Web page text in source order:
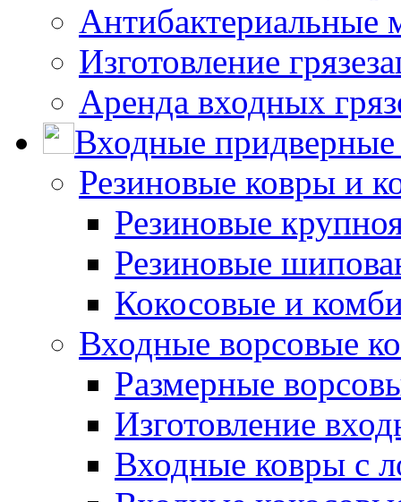
Антибактериальные
Изготовление
Аренда входных
Входные
Резиновые ковры и
Резиновые
Резиновые
Кокосовые и
Входные ворсовые
Размерные
Изготовление
Входные ковры с